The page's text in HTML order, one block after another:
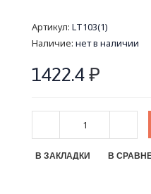
Артикул: LT103(1)
Наличие: нет в наличии
1422.4₽
В ЗАКЛАДКИ В